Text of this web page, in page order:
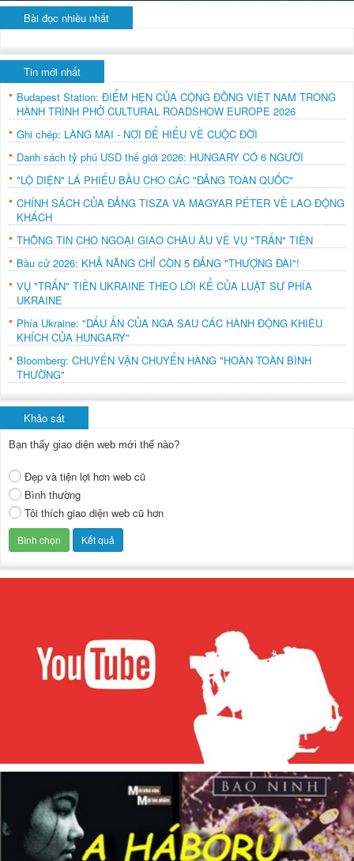
Bài đọc nhiều nhất
Tin mới nhất
Budapest Station: ĐIỂM HẸN CỦA CỘNG ĐỒNG VIỆT NAM TRONG
HÀNH TRÌNH PHỞ CULTURAL ROADSHOW EUROPE 2026
Ghi chép: LÀNG MAI - NƠI ĐỂ HIỂU VỀ CUỘC ĐỜI
Danh sách tỷ phú USD thế giới 2026: HUNGARY CÓ 6 NGƯỜI
"LỘ DIỆN" LÁ PHIẾU BẦU CHO CÁC "ĐẢNG TOÀN QUỐC"
CHÍNH SÁCH CỦA ĐẢNG TISZA VÀ MAGYAR PÉTER VỀ LAO ĐỘNG
KHÁCH
THÔNG TIN CHO NGOẠI GIAO CHÂU ÂU VỀ VỤ "TRẤN" TIỀN
Bầu cử 2026: KHẢ NĂNG CHỈ CÒN 5 ĐẢNG "THƯỢNG ĐÀI"!
VỤ "TRẤN" TIỀN UKRAINE THEO LỜI KỂ CỦA LUẬT SƯ PHÍA
UKRAINE
Phía Ukraine: "DẤU ẤN CỦA NGA SAU CÁC HÀNH ĐỘNG KHIÊU
KHÍCH CỦA HUNGARY"
Bloomberg: CHUYẾN VẬN CHUYỂN HÀNG "HOÀN TOÀN BÌNH
THƯỜNG"
Khảo sát
Bạn thấy giao diện web mới thế nào?
Đẹp và tiện lợi hơn web cũ
Bình thường
Tôi thích giao diện web cũ hơn